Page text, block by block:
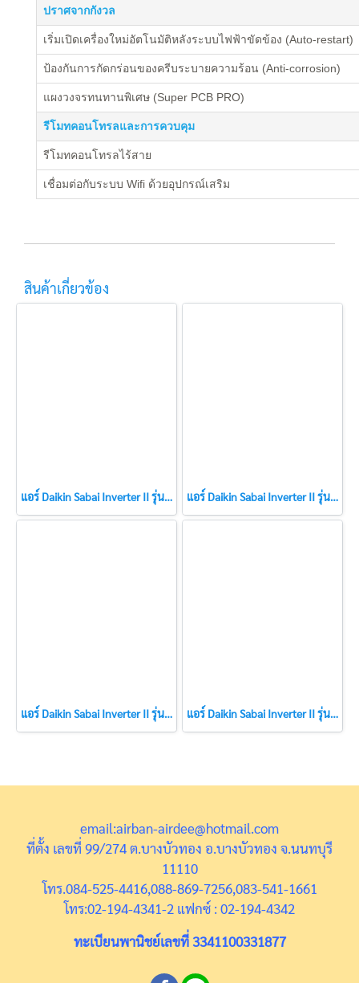
ปราศจากกังวล
เริ่มเปิดเครื่องใหม่อัตโนมัติหลังระบบไฟฟ้าขัดข้อง (Auto-restart)
ป้องกันการกัดกร่อนของครีบระบายความร้อน (Anti-corrosion)
แผงวงจรทนทานพิเศษ (Super PCB PRO)
รีโมทคอนโทรลและการควบคุม
รีโมทคอนโทรลไร้สาย
เชื่อมต่อกับระบบ Wifi ด้วยอุปกรณ์เสริม
สินค้าเกี่ยวข้อง
แอร์ Daikin Sabai Inverter II รุ่น FTKQ12XV2S ขนาด 12,300 BTU แอร์ใหม่ปี 2023 แอร์ Daikin Sabai Inverter II รุ่น FTKQ24XV2S ขนาด 20,500 BTU แอร์ใหม่ปี 2023
แอร์ Daikin Sabai Inverter II รุ่น FTKQ18XV2S ขนาด 18,100 BTU แอร์ใหม่ปี 2023 แอร์ Daikin Sabai Inverter II รุ่น FTKQ15XV2S ขนาด 15,500 BTU แอร์ใหม่ปี 2023
email:airban-airdee@hotmail.com
ที่ตั้ง เลขที่ 99/274 ต.บางบัวทอง อ.บางบัวทอง จ.นนทบุรี
11110
โทร.084-525-4416,088-869-7256,083-541-1661
โทร:02-194-4341-2 แฟกซ์ : 02-194-4342
ทะเบียนพานิชย์เลขที่ 3341100331877